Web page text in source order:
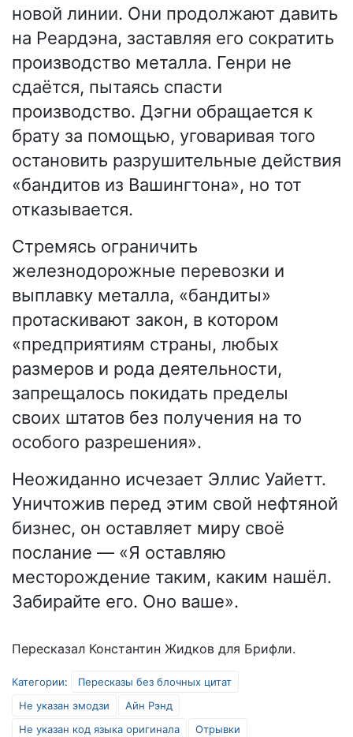
новой линии. Они продолжают давить
на Реардэна, заставляя его сократить
производство металла. Генри не
сдаётся, пытаясь спасти
производство. Дэгни обращается к
брату за помощью, уговаривая того
остановить разрушительные действия
«бандитов из Вашингтона», но тот
отказывается.
Стремясь ограничить
железнодорожные перевозки и
выплавку металла, «бандиты»
протаскивают закон, в котором
«предприятиям страны, любых
размеров и рода деятельности,
запрещалось покидать пределы
своих штатов без получения на то
особого разрешения».
Неожиданно исчезает Эллис Уайетт.
Уничтожив перед этим свой нефтяной
бизнес, он оставляет миру своё
послание — «Я оставляю
месторождение таким, каким нашёл.
Забирайте его. Оно ваше».
Пересказал Константин Жидков для Брифли.
Категории:
Пересказы без блочных цитат
Не указан эмодзи
Айн Рэнд
Не указан код языка оригинала
Отрывки